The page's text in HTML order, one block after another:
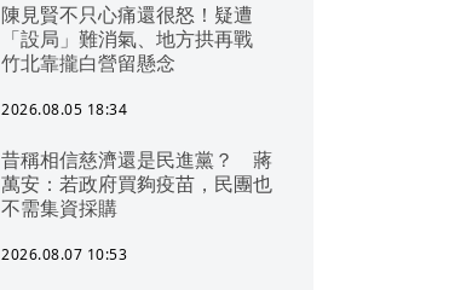
陳見賢不只心痛還很怒！疑遭
「設局」難消氣、地方拱再戰
竹北靠攏白營留懸念
2026.08.05 18:34
昔稱相信慈濟還是民進黨？ 蔣
萬安：若政府買夠疫苗，民團也
不需集資採購
2026.08.07 10:53